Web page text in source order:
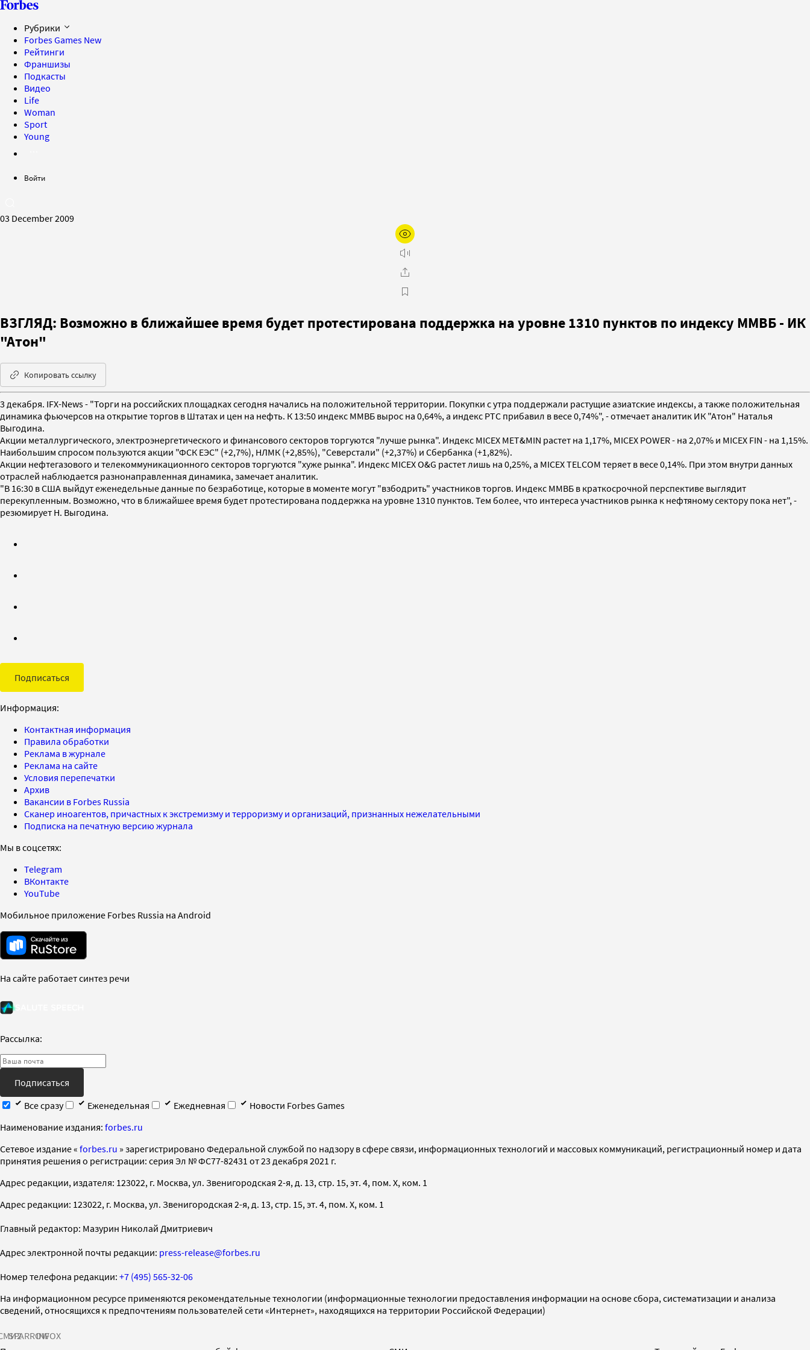
Рубрики
Forbes Games New
Рейтинги
Франшизы
Подкасты
Видео
Life
Woman
Sport
Young
Войти
03 December 2009
ВЗГЛЯД: Возможно в ближайшее время будет протестирована поддержка на уровне 1310 пунктов по индексу ММВБ - ИК
"Атон"
Копировать ссылку
3 декабря. IFX-News - "Торги на российских площадках сегодня начались на положительной территории. Покупки с утра поддержали растущие азиатские индексы, а также положительная
динамика фьючерсов на открытие торгов в Штатах и цен на нефть. К 13:50 индекс ММВБ вырос на 0,64%, а индекс РТС прибавил в весе 0,74%", - отмечает аналитик ИК "Атон" Наталья
Выгодина.
Акции металлургического, электроэнергетического и финансового секторов торгуются "лучше рынка". Индекс MICEX MET&MIN растет на 1,17%, MICEX POWER - на 2,07% и MICEX FIN - на 1,15%.
Наибольшим спросом пользуются акции "ФСК ЕЭС" (+2,7%), НЛМК (+2,85%), "Северстали" (+2,37%) и Сбербанка (+1,82%).
Акции нефтегазового и телекоммуникационного секторов торгуются "хуже рынка". Индекс MICEX O&G растет лишь на 0,25%, а MICEX TELCOM теряет в весе 0,14%. При этом внутри данных
отраслей наблюдается разнонаправленная динамика, замечает аналитик.
"В 16:30 в США выйдут еженедельные данные по безработице, которые в моменте могут "взбодрить" участников торгов. Индекс ММВБ в краткосрочной перспективе выглядит
перекупленным. Возможно, что в ближайшее время будет протестирована поддержка на уровне 1310 пунктов. Тем более, что интереса участников рынка к нефтяному сектору пока нет", -
резюмирует Н. Выгодина.
Подписаться
Информация:
Контактная информация
Правила обработки
Реклама в журнале
Реклама на сайте
Условия перепечатки
Архив
Вакансии в Forbes Russia
Сканер иноагентов, причастных к экстремизму и терроризму и организаций, признанных нежелательными
Подписка на печатную версию журнала
Мы в соцсетях:
Telegram
ВКонтакте
YouTube
Мобильное приложение Forbes Russia на Android
На сайте работает синтез речи
Рассылка:
Подписаться
Все сразу
Еженедельная Ежедневная
Новости Forbes Games
Наименование издания: forbes.ru
Cетевое издание « forbes.ru » зарегистрировано Федеральной службой по надзору в сфере связи, информационных технологий и массовых коммуникаций, регистрационный номер и дата
принятия решения о регистрации: серия Эл № ФС77-82431 от 23 декабря 2021 г.
Адрес редакции, издателя: 123022, г. Москва, ул. Звенигородская 2-я, д. 13, стр. 15, эт. 4, пом. X, ком. 1
Адрес редакции: 123022, г. Москва, ул. Звенигородская 2-я, д. 13, стр. 15, эт. 4, пом. X, ком. 1
Главный редактор: Мазурин Николай Дмитриевич
Адрес электронной почты редакции: press-release@forbes.ru
Номер телефона редакции: +7 (495) 565-32-06
На информационном ресурсе применяются рекомендательные технологии (информационные технологии предоставления информации на основе сбора, систематизации и анализа
сведений, относящихся к предпочтениям пользователей сети «Интернет», находящихся на территории Российской Федерации)
SPARROWINFOX